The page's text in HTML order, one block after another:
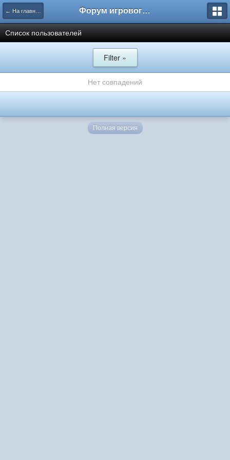
← На главную Форум игрового проекта Riverrise
Список пользователей
Filter »
Нет совпадений
Полная версия